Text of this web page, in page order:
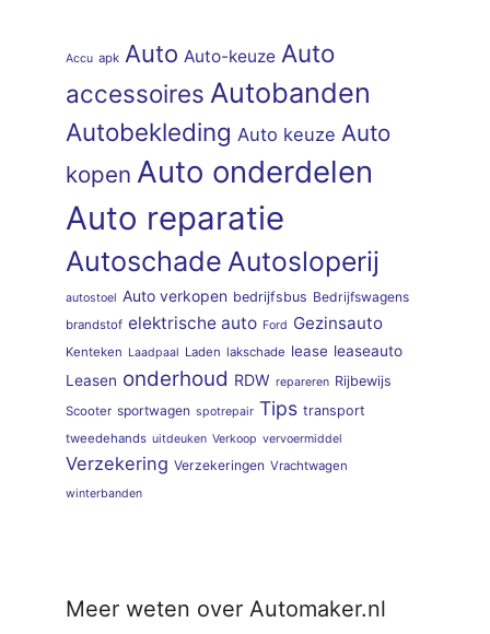
Accu apk Auto Auto-keuze Auto
accessoires Autobanden
Autobekleding Auto keuze Auto
kopen Auto onderdelen
Auto reparatie
Autoschade Autosloperij
autostoel Auto verkopen bedrijfsbus Bedrijfswagens
brandstof elektrische auto Ford Gezinsauto
Kenteken Laadpaal Laden lakschade lease leaseauto
Leasen onderhoud RDW repareren Rijbewijs
Scooter sportwagen spotrepair Tips transport
tweedehands uitdeuken Verkoop vervoermiddel
Verzekering Verzekeringen Vrachtwagen
winterbanden
Meer weten over Automaker.nl